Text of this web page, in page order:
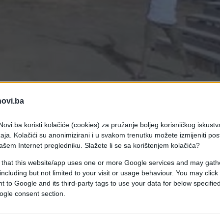
koristi kolačiće (cookies) za pružanje boljeg korisničkog
Kolačići su anonimizirani i u svakom trenutku možete izmijeniti
Internet pregledniku. Slažete li se sa korištenjem kolačića?
that this website/app uses one or more Google services and may
but not limited to your visit or usage behaviour. You may
to Google and its third-party tags to use your data for below
consent section.
izaziva bika sa zapaljenim rogovima.
da izaziva bika sa zapaljenim rogovima.
kako se sve završilo...